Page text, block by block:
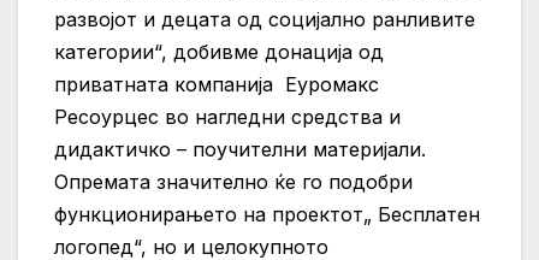
развојот и децата од социјално ранливите
категории“, добивме донација од
приватната компанија Еуромакс
Ресоурцес во нагледни средства и
дидактичко – поучителни материјали.
Опремата значително ќе го подобри
функционирањето на проектот„ Бесплатен
логопед“, но и целокупното